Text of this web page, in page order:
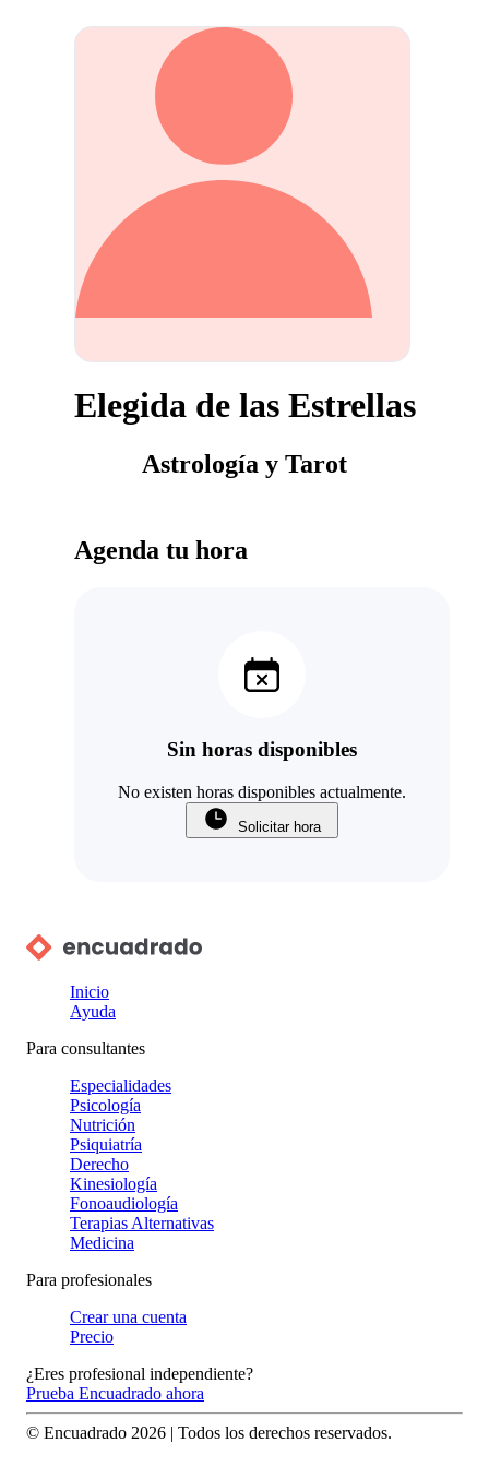
Elegida de las Estrellas
Astrología y Tarot
Agenda tu hora
Sin horas disponibles
No existen horas disponibles actualmente.
Solicitar hora
Inicio
Ayuda
Para consultantes
Especialidades
Psicología
Nutrición
Psiquiatría
Derecho
Kinesiología
Fonoaudiología
Terapias Alternativas
Medicina
Para profesionales
Crear una cuenta
Precio
¿Eres profesional independiente?
Prueba Encuadrado ahora
© Encuadrado 2026 | Todos los derechos reservados.